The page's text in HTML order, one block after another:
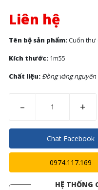
Liên hệ
Tên bộ sản phẩm:Cuốn thư
Kích thước: 1m55
Chất liệu: Đồng vàng
– +
Chat Facebook
0974.117.169
HỆ THỐNG